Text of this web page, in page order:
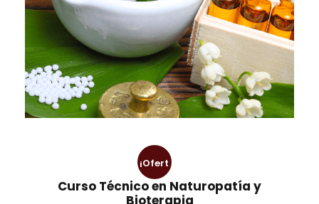
¡Ofert
a!
Curso Técnico en Naturopatía y
Bioterapia